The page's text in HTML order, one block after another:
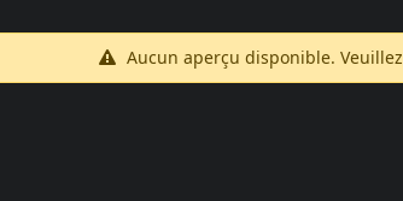
Aucun aperçu disponible. Veuillez